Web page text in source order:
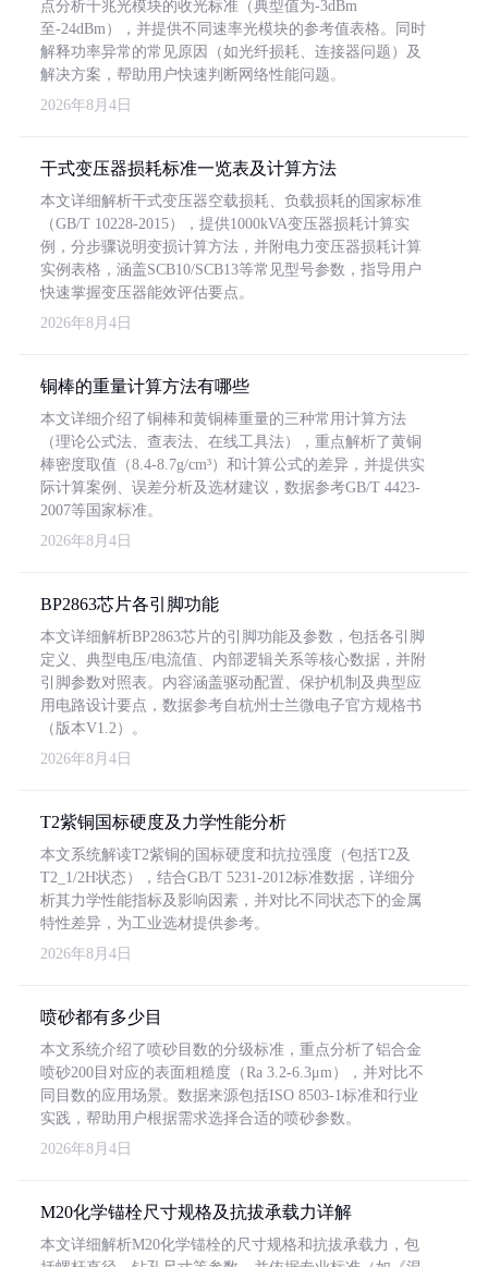
点分析千兆光模块的收光标准（典型值为-3dBm
至-24dBm），并提供不同速率光模块的参考值表格。同时
解释功率异常的常见原因（如光纤损耗、连接器问题）及
解决方案，帮助用户快速判断网络性能问题。
2026年8月4日
干式变压器损耗标准一览表及计算方法
本文详细解析干式变压器空载损耗、负载损耗的国家标准
（GB/T 10228-2015），提供1000kVA变压器损耗计算实
例，分步骤说明变损计算方法，并附电力变压器损耗计算
实例表格，涵盖SCB10/SCB13等常见型号参数，指导用户
快速掌握变压器能效评估要点。
2026年8月4日
铜棒的重量计算方法有哪些
本文详细介绍了铜棒和黄铜棒重量的三种常用计算方法
（理论公式法、查表法、在线工具法），重点解析了黄铜
棒密度取值（8.4-8.7g/cm³）和计算公式的差异，并提供实
际计算案例、误差分析及选材建议，数据参考GB/T 4423-
2007等国家标准。
2026年8月4日
BP2863芯片各引脚功能
本文详细解析BP2863芯片的引脚功能及参数，包括各引脚
定义、典型电压/电流值、内部逻辑关系等核心数据，并附
引脚参数对照表。内容涵盖驱动配置、保护机制及典型应
用电路设计要点，数据参考自杭州士兰微电子官方规格书
（版本V1.2）。
2026年8月4日
T2紫铜国标硬度及力学性能分析
本文系统解读T2紫铜的国标硬度和抗拉强度（包括T2及
T2_1/2H状态），结合GB/T 5231-2012标准数据，详细分
析其力学性能指标及影响因素，并对比不同状态下的金属
特性差异，为工业选材提供参考。
2026年8月4日
喷砂都有多少目
本文系统介绍了喷砂目数的分级标准，重点分析了铝合金
喷砂200目对应的表面粗糙度（Ra 3.2-6.3μm），并对比不
同目数的应用场景。数据来源包括ISO 8503-1标准和行业
实践，帮助用户根据需求选择合适的喷砂参数。
2026年8月4日
M20化学锚栓尺寸规格及抗拔承载力详解
本文详细解析M20化学锚栓的尺寸规格和抗拔承载力，包